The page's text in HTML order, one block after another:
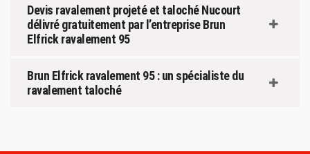
Devis ravalement projeté et taloché Nucourt
délivré gratuitement par l’entreprise Brun
Elfrick ravalement 95
Brun Elfrick ravalement 95 : un spécialiste du
ravalement taloché